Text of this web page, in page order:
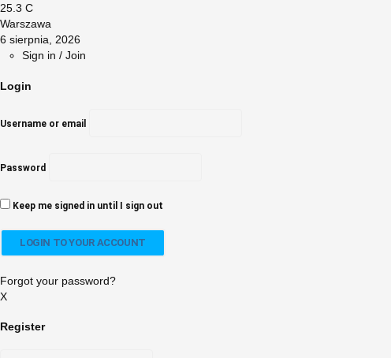
25.3 C
Warszawa
6 sierpnia, 2026
Sign in / Join
Login
Username or email
Password
Keep me signed in until I sign out
Forgot your password?
X
Register